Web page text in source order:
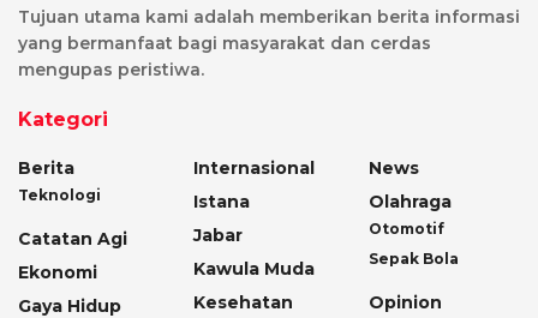
Tujuan utama kami adalah memberikan berita informasi
yang bermanfaat bagi masyarakat dan cerdas
mengupas peristiwa.
Kategori
Berita
Teknologi
Catatan Agi
Ekonomi
Gaya Hidup
Internasional
Istana
Jabar
Kawula Muda
Kesehatan
News
Olahraga
Otomotif
Sepak Bola
Opinion